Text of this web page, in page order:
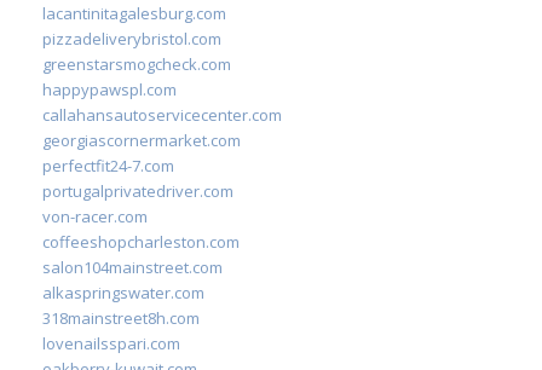
lacantinitagalesburg.com
pizzadeliverybristol.com
greenstarsmogcheck.com
happypawspl.com
callahansautoservicecenter.com
georgiascornermarket.com
perfectfit24-7.com
portugalprivatedriver.com
von-racer.com
coffeeshopcharleston.com
salon104mainstreet.com
alkaspringswater.com
318mainstreet8h.com
lovenailsspari.com